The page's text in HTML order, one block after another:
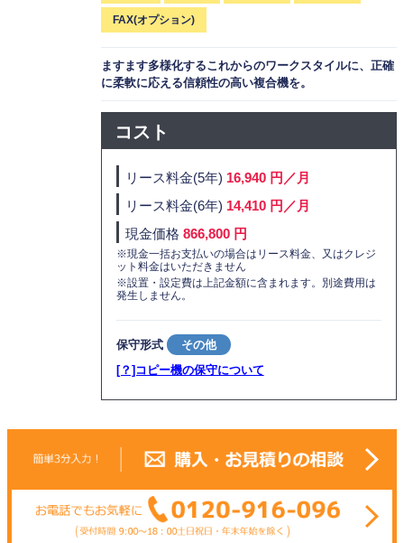
FAX(オプション)
ますます多様化するこれからのワークスタイルに、正確
に柔軟に応える信頼性の高い複合機を。
コスト
リース料金(5年) 16,940 円／月
リース料金(6年) 14,410 円／月
現金価格 866,800 円
※現金一括お支払いの場合はリース料金、又はクレジ
ット料金はいただきません
※設置・設定費は上記金額に含まれます。別途費用は
発生しません。
保守形式
その他
[？]コピー機の保守について